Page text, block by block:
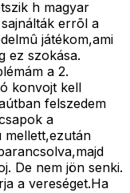
h magyar
errõl a
játékom,ami
ez szokása.
a 2.
konvojt kell
felszedem
a
mellett,ezután
De nem jön senki.
a vereséget.Ha